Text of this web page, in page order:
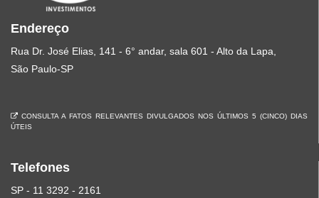
Endereço
Rua Dr. José Elias, 141 - 6° andar, sala 601 - Alto da Lapa,
São Paulo-SP
CONSULTA A FATOS RELEVANTES DIVULGADOS NOS ÚLTIMOS 5 (CINCO) DIAS
ÚTEIS
Telefones
SP - 11 3292 - 2161